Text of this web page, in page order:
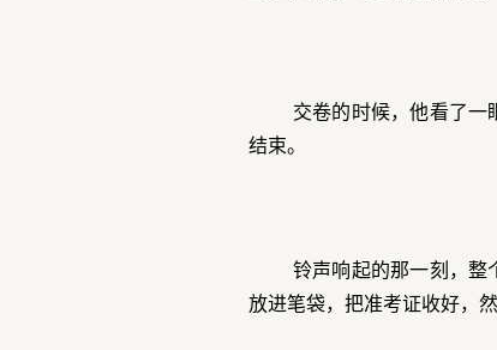
交卷的时候，他看了
结束。
铃声响起的那一刻，整
放进笔袋，把准考证收好，